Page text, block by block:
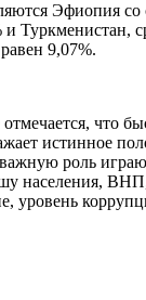
Эфиопия со
и Туркменистан,
9,07%.
что
истинное
роль
населения,
уровень